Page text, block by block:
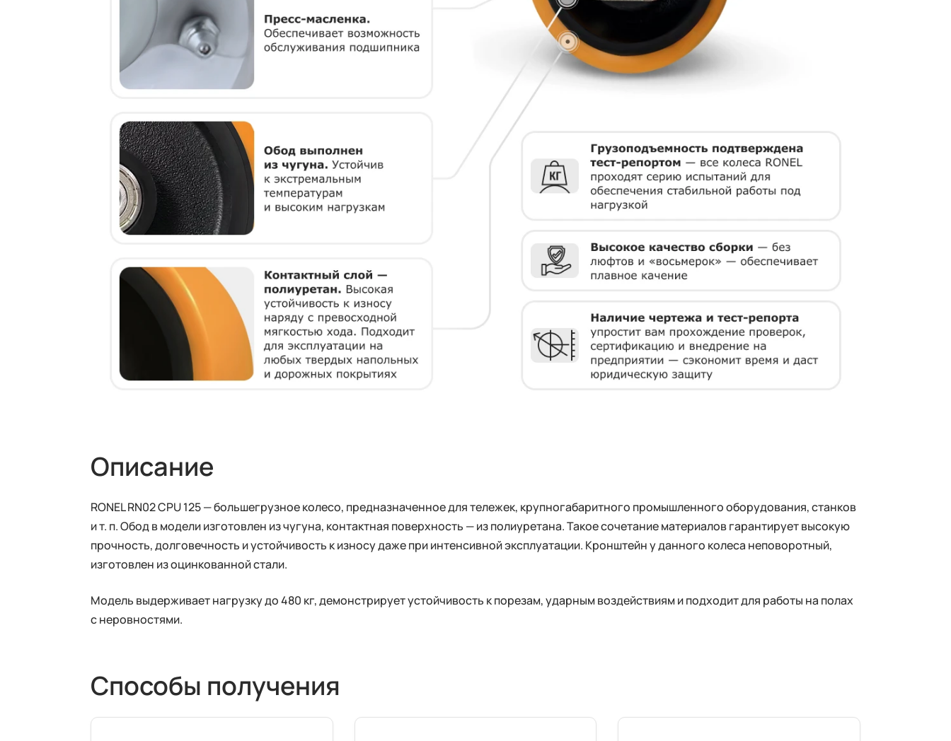
Описание
RONEL RN02 CPU 125 — большегрузное колесо, предназначенное для тележек, крупногабаритного промышленного оборудования, станков
и т. п. Обод в модели изготовлен из чугуна, контактная поверхность — из полиуретана. Такое сочетание материалов гарантирует высокую
прочность, долговечность и устойчивость к износу даже при интенсивной эксплуатации. Кронштейн у данного колеса неповоротный,
изготовлен из оцинкованной стали.
Модель выдерживает нагрузку до 480 кг, демонстрирует устойчивость к порезам, ударным воздействиям и подходит для работы на полах
с неровностями.
Способы получения